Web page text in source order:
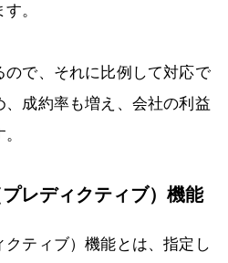
。
ので、それに比例して対応で
、成約率も増え、会社の利益
レディクティブ）機能
ティブ）機能とは、指定し